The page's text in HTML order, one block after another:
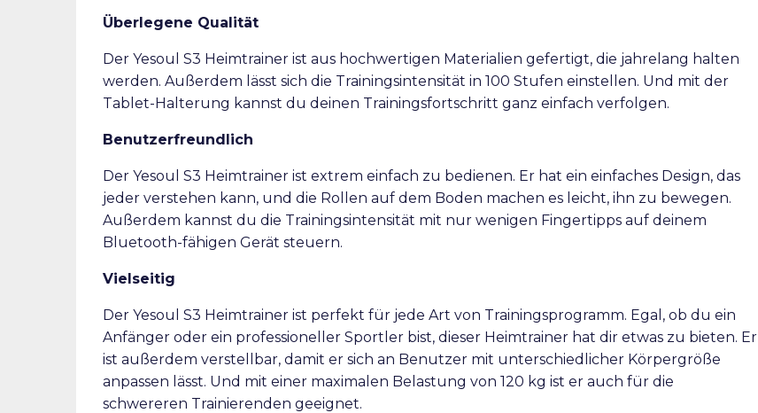
Überlegene Qualität
Der Yesoul S3 Heimtrainer ist aus hochwertigen Materialien gefertigt, die jahrelang halten
werden. Außerdem lässt sich die Trainingsintensität in 100 Stufen einstellen. Und mit der
Tablet-Halterung kannst du deinen Trainingsfortschritt ganz einfach verfolgen.
Benutzerfreundlich
Der Yesoul S3 Heimtrainer ist extrem einfach zu bedienen. Er hat ein einfaches Design, das
jeder verstehen kann, und die Rollen auf dem Boden machen es leicht, ihn zu bewegen.
Außerdem kannst du die Trainingsintensität mit nur wenigen Fingertipps auf deinem
Bluetooth-fähigen Gerät steuern.
Vielseitig
Der Yesoul S3 Heimtrainer ist perfekt für jede Art von Trainingsprogramm. Egal, ob du ein
Anfänger oder ein professioneller Sportler bist, dieser Heimtrainer hat dir etwas zu bieten. Er
ist außerdem verstellbar, damit er sich an Benutzer mit unterschiedlicher Körpergröße
anpassen lässt. Und mit einer maximalen Belastung von 120 kg ist er auch für die
schwereren Trainierenden geeignet.